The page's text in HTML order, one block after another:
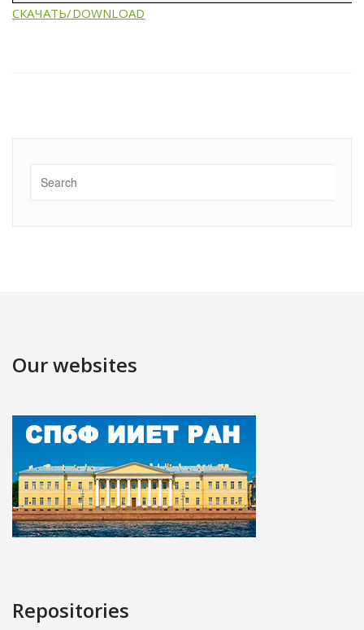
СКАЧАТЬ/DOWNLOAD
Our websites
Repositories